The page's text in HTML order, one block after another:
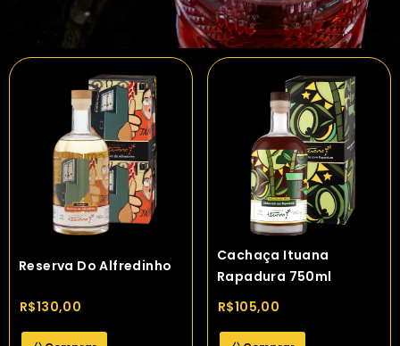
Reserva Do Alfredinho
R$130,00
Cachaça Ituana
Rapadura 750ml
R$105,00